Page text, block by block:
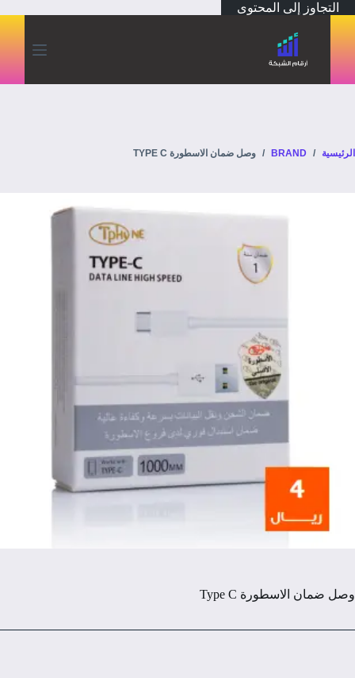
التجاوز إلى المحتوى
الرئيسية /
BRAND
/ وصل ضمان الاسطورة TYPE C
وصل ضمان الاسطورة Type C